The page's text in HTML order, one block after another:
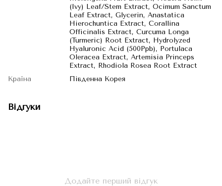
(Ivy) Leaf/Stem Extract, Ocimum Sanctum
Leaf Extract, Glycerin, Anastatica
Hierochuntica Extract, Corallina
Officinalis Extract, Curcuma Longa
(Turmeric) Root Extract, Hydrolyzed
Hyaluronic Acid (500Ppb), Portulaca
Oleracea Extract, Artemisia Princeps
Extract, Rhodiola Rosea Root Extract
Країна
Південна Корея
Відгуки
Додайте перший відгук